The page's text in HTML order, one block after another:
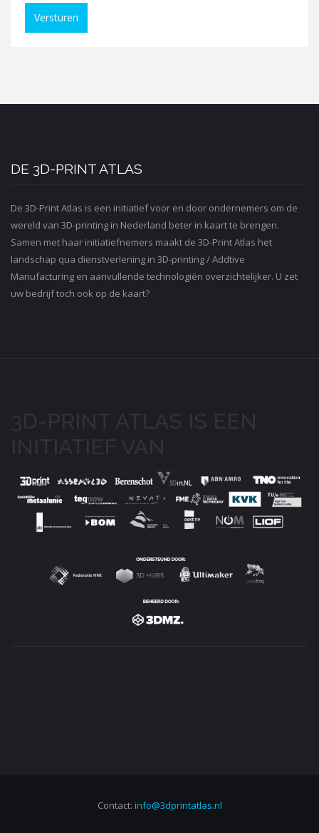
Versturen
DE 3D-PRINT ATLAS
De 3D-Print Atlas is een initiatief voor en door ondernemers om de
wereld van 3D-printing in Nederland beter in kaart te brengen.
Samen met haar initiatiefnemers maakt de 3D-Print Atlas het
landschap qua dienstverlening in 3D-printing / Addtive
Manufacturing en aanvullende technologiën overzichtelijker. U zet
uw bedrijf toch ook op de kaart?
Contact: info@3dprintatlas.nl